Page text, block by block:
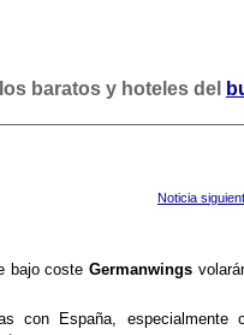
baratos y hoteles del
Noticia
bajo costeGermanwings
con España, especialmente